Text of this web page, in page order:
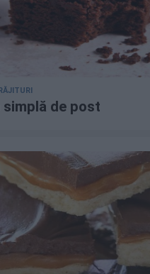
simplă de post